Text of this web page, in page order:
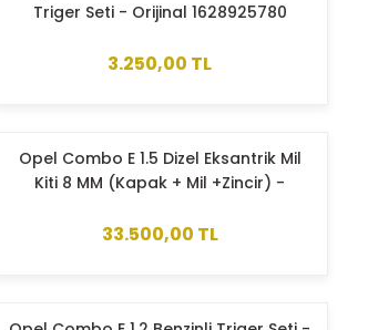
Triger Seti - Orijinal 1628925780
3.250,00 TL
Opel Combo E 1.5 Dizel Eksantrik Mil
Kiti 8 MM (Kapak + Mil +Zincir) -
33.500,00 TL